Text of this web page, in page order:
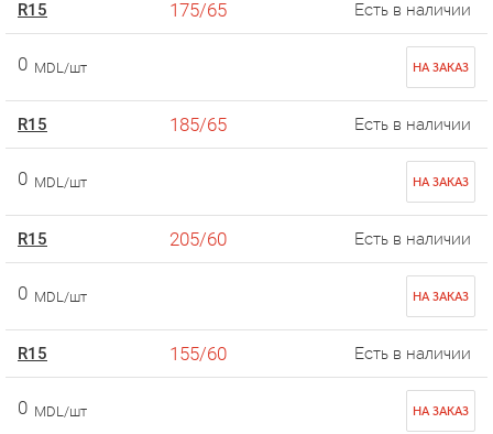
R15 175/65 Есть в наличии
0 MDL/шт НА ЗАКАЗ
R15 185/65 Есть в наличии
0 MDL/шт НА ЗАКАЗ
R15 205/60 Есть в наличии
0 MDL/шт НА ЗАКАЗ
R15 155/60 Есть в наличии
0 MDL/шт НА ЗАКАЗ